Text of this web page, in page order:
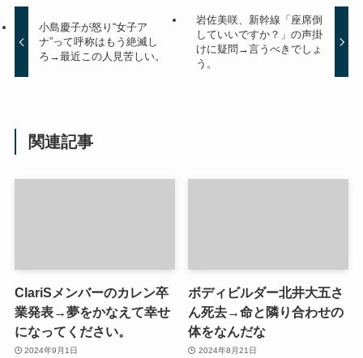
小島慶子が怒り“女子ア
ナ”って呼称はもう絶滅し
ろ→最近この人見苦しい。
岩佐美咲、新幹線「座席倒
していいですか？」の声掛
けに疑問→言うべきでしょ
う。
関連記事
ClariSメンバーのカレン卒
業発表→夢をかなえて幸せ
になってください。
2024年9月1日
ボディビルダー北井大五さ
ん死去→命と隣り合わせの
体をなんだな
2024年8月21日